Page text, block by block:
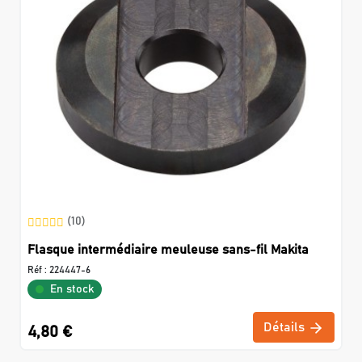
(10)
Flasque intermédiaire meuleuse sans-fil Makita
Réf : 224447-6
En stock
4,80 € Détails